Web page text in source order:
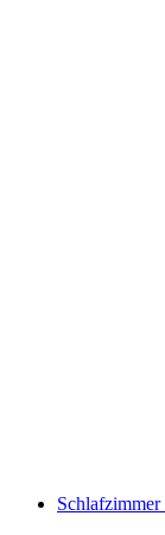
Schlafzimmer